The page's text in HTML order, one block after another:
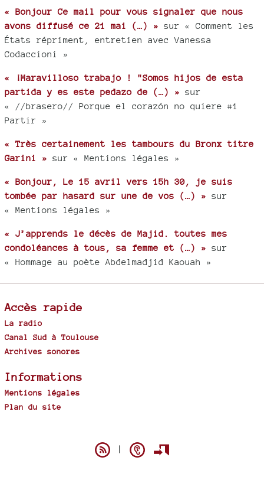
« Bonjour Ce mail pour vous signaler que nous
avons diffusé ce 21 mai (…) » sur « Comment les
États répriment, entretien avec Vanessa
Codaccioni »
« ¡Maravilloso trabajo ! "Somos hijos de esta
partida y es este pedazo de (…) » sur
« //brasero// Porque el corazón no quiere #1
Partir »
« Très certainement les tambours du Bronx titre
Garini » sur « Mentions légales »
« Bonjour, Le 15 avril vers 15h 30, je suis
tombée par hasard sur une de vos (…) » sur
« Mentions légales »
« J’apprends le décès de Majid. toutes mes
condoléances à tous, sa femme et (…) » sur
« Hommage au poète Abdelmadjid Kaouah »
Accès rapide
La radio
Canal Sud à Toulouse
Archives sonores
Informations
Mentions légales
Plan du site
|